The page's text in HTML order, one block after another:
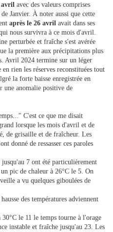
avril avec des valeurs comprises
Janvier. À noter aussi que cette
après le 26 avril avait dans ses
nous survivra à ce mois d'avril.
perturbée et fraîche s'est avérée
la première aux précipitations plus
Avril 2024 termine sur un léger
rien les réserves reconstituées tout
la forte baisse enregistrée en
une anomalie positive de
C'est ce que me disait
lorsque les mois d'avril et de
de grisaille et de fraîcheur. Les
donné de ressasser ces paroles
7 ont été particulièrement
pic de chaleur à 26°C le 5. On
a vu quelques giboulées de
des températures adviennent
le 11 le temps tourne à l'orage
instable et fraîche jusqu'au 23. Les